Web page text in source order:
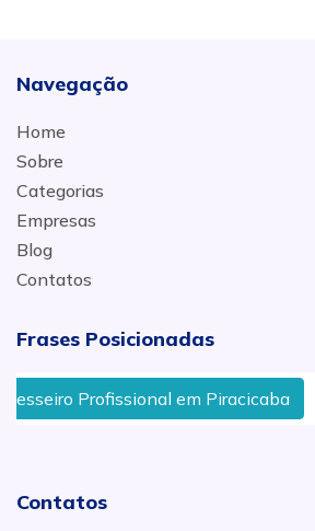
Navegação
Home
Sobre
Categorias
Empresas
Blog
Contatos
Frases Posicionadas
Profissional em Piracicaba
Contatos